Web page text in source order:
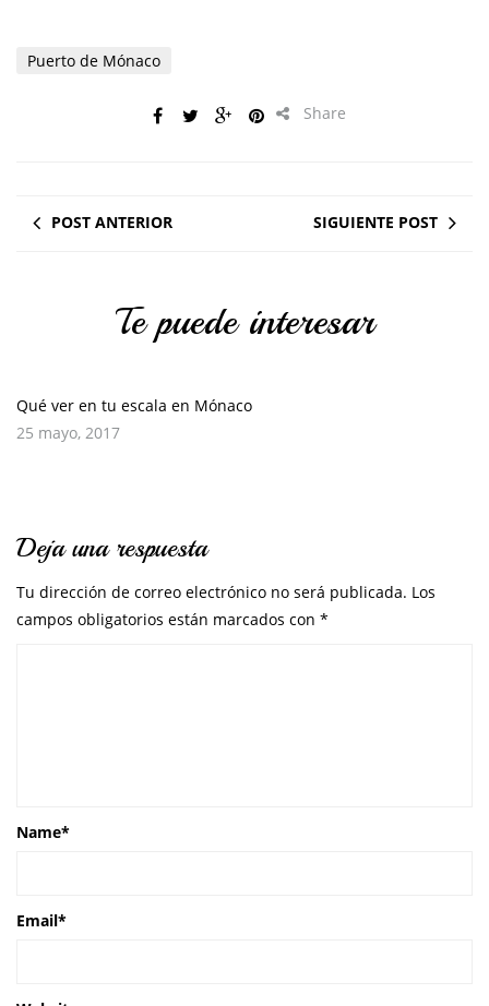
Puerto de Mónaco
Share
POST ANTERIOR SIGUIENTE POST
Te puede interesar
Qué ver en tu escala en Mónaco
25 mayo, 2017
Deja una respuesta
Tu dirección de correo electrónico no será publicada. Los
campos obligatorios están marcados con *
Name*
Email*